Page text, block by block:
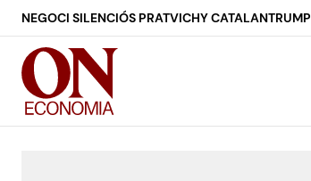
NEGOCI SILENCIÓS PRATVICHY CATALANTRUMP